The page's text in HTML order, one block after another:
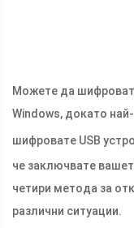
Можете да
Windows, докато
шифровате USB
че заключвате
четири метода за
различни ситуации.